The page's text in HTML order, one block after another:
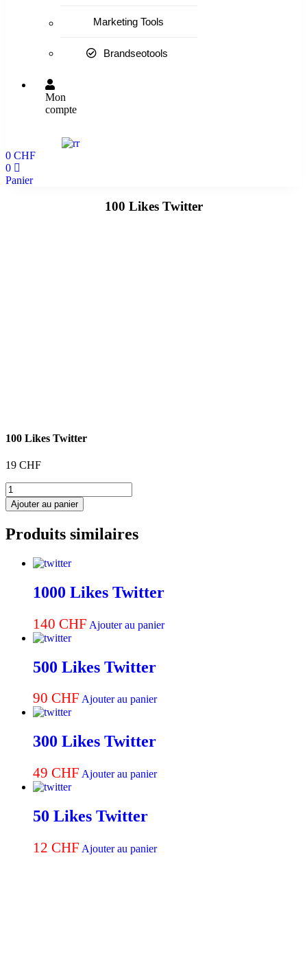
Marketing Tools
Brandseotools
Mon
compte
0 CHF
0
Panier
100 Likes Twitter
100 Likes Twitter
19 CHF
quantité
de
100
Twitter
Ajouter au panier
Produits similaires
1000 Likes Twitter
140 CHF Ajouter au panier
500 Likes Twitter
90 CHF Ajouter au panier
300 Likes Twitter
49 CHF Ajouter au panier
50 Likes Twitter
12 CHF Ajouter au panier